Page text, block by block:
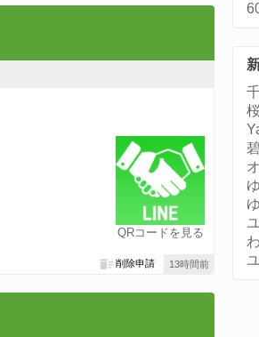
QRコードを見る
13時間前
削除申請